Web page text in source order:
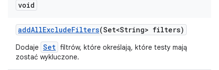
void
addAllExcludeFilters(Set<String> filters)
Dodaje Set filtrów, które określają, które testy mają
zostać wykluczone.